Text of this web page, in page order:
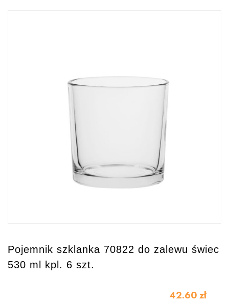
Pojemnik szklanka 70822 do zalewu świec
530 ml kpl. 6 szt.
42.60 zł